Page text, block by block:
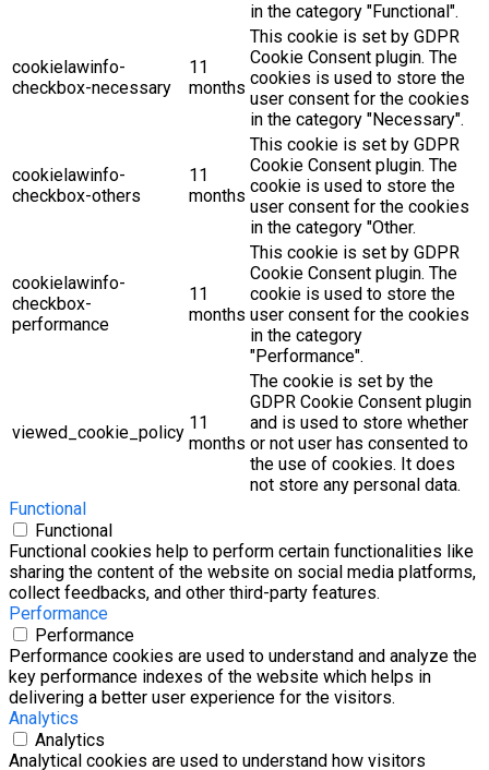
in the category "Functional".
cookielawinfo-
checkbox-necessary
11
months
This cookie is set by GDPR
Cookie Consent plugin. The
cookies is used to store the
user consent for the cookies
in the category "Necessary".
cookielawinfo-
checkbox-others
11
months
This cookie is set by GDPR
Cookie Consent plugin. The
cookie is used to store the
user consent for the cookies
in the category "Other.
cookielawinfo-
checkbox-
performance
11
months
This cookie is set by GDPR
Cookie Consent plugin. The
cookie is used to store the
user consent for the cookies
in the category
"Performance".
viewed_cookie_policy 11
months
The cookie is set by the
GDPR Cookie Consent plugin
and is used to store whether
or not user has consented to
the use of cookies. It does
not store any personal data.
Functional
Functional
Functional cookies help to perform certain functionalities like
sharing the content of the website on social media platforms,
collect feedbacks, and other third-party features.
Performance
Performance
Performance cookies are used to understand and analyze the
key performance indexes of the website which helps in
delivering a better user experience for the visitors.
Analytics
Analytics
Analytical cookies are used to understand how visitors